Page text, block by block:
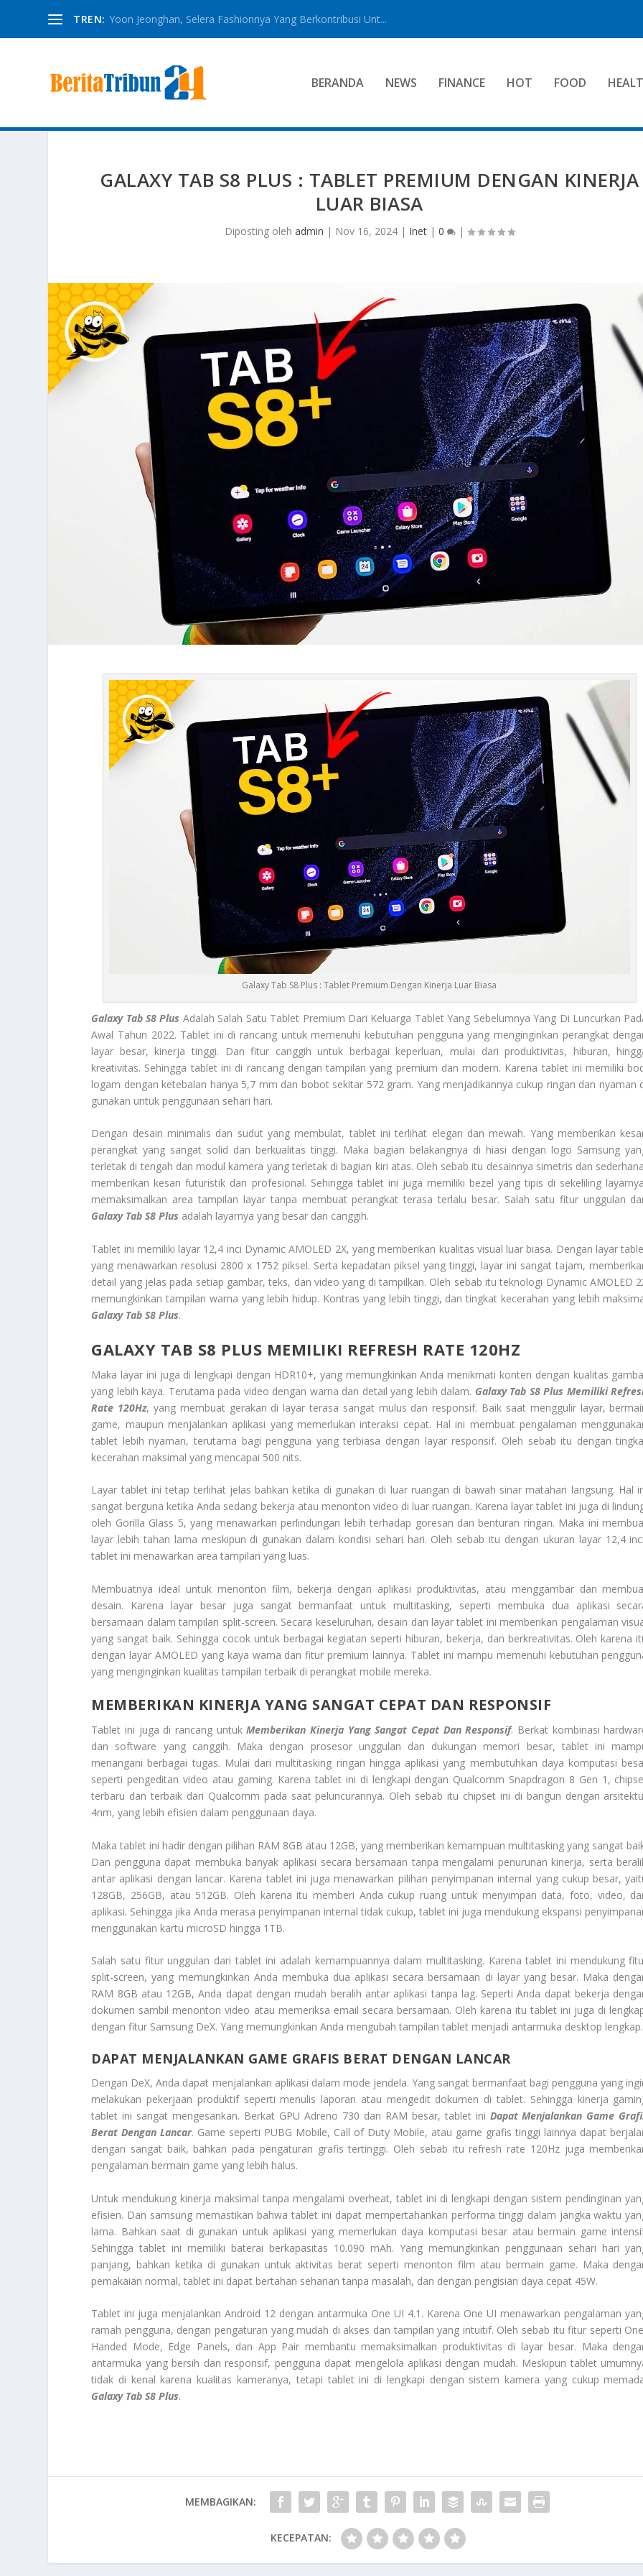
TREN: Yoon Jeonghan, Selera Fashionnya Yang Berkontribusi Unt...
BERANDA NEWS FINANCE HOT FOOD
GALAXY TAB S8 PLUS : TABLET PREMIUM DENGAN KINERJA
LUAR BIASA
Diposting oleh admin | Nov 16, 2024| Inet| 0 |
Galaxy Tab S8 Plus : Tablet Premium Dengan Kinerja Luar Biasa
Galaxy Tab S8 Plus Adalah Salah Satu Tablet Premium Dari Keluarga Tablet Yang Sebelumnya Yang Di Luncurkan
Awal Tahun 2022. Tablet ini di rancang untuk memenuhi kebutuhan pengguna yang menginginkan perangkat
layar besar, kinerja tinggi. Dan fitur canggih untuk berbagai keperluan, mulai dari produktivitas, hiburan,
kreativitas. Sehingga tablet ini di rancang dengan tampilan yang premium dan modern. Karena tablet ini memiliki
logam dengan ketebalan hanya 5,7 mm dan bobot sekitar 572 gram. Yang menjadikannya cukup ringan dan nyaman
gunakan untuk penggunaan sehari hari.
Dengan desain minimalis dan sudut yang membulat, tablet ini terlihat elegan dan mewah. Yang memberikan
perangkat yang sangat solid dan berkualitas tinggi. Maka bagian belakangnya di hiasi dengan logo Samsung
terletak di tengah dan modul kamera yang terletak di bagian kiri atas. Oleh sebab itu desainnya simetris dan
memberikan kesan futuristik dan profesional. Sehingga tablet ini juga memiliki bezel yang tipis di sekeliling
memaksimalkan area tampilan layar tanpa membuat perangkat terasa terlalu besar. Salah satu fitur unggulan
Galaxy Tab S8 Plus adalah layarnya yang besar dan canggih.
Tablet ini memiliki layar 12,4 inci Dynamic AMOLED 2X, yang memberikan kualitas visual luar biasa. Dengan layar
yang menawarkan resolusi 2800 x 1752 piksel. Serta kepadatan piksel yang tinggi, layar ini sangat tajam,
detail yang jelas pada setiap gambar, teks, dan video yang di tampilkan. Oleh sebab itu teknologi Dynamic AMOLED
memungkinkan tampilan warna yang lebih hidup. Kontras yang lebih tinggi, dan tingkat kecerahan yang lebih
Galaxy Tab S8 Plus.
GALAXY TAB S8 PLUS MEMILIKI REFRESH RATE 120HZ
Maka layar ini juga di lengkapi dengan HDR10+, yang memungkinkan Anda menikmati konten dengan kualitas
yang lebih kaya. Terutama pada video dengan warna dan detail yang lebih dalam. Galaxy Tab S8 Plus Memiliki
Rate 120Hz, yang membuat gerakan di layar terasa sangat mulus dan responsif. Baik saat menggulir layar,
game, maupun menjalankan aplikasi yang memerlukan interaksi cepat. Hal ini membuat pengalaman
tablet lebih nyaman, terutama bagi pengguna yang terbiasa dengan layar responsif. Oleh sebab itu dengan
kecerahan maksimal yang mencapai 500 nits.
Layar tablet ini tetap terlihat jelas bahkan ketika di gunakan di luar ruangan di bawah sinar matahari langsung. Hal
sangat berguna ketika Anda sedang bekerja atau menonton video di luar ruangan. Karena layar tablet ini juga di
oleh Gorilla Glass 5, yang menawarkan perlindungan lebih terhadap goresan dan benturan ringan. Maka ini
layar lebih tahan lama meskipun di gunakan dalam kondisi sehari hari. Oleh sebab itu dengan ukuran layar 12,4
tablet ini menawarkan area tampilan yang luas.
Membuatnya ideal untuk menonton film, bekerja dengan aplikasi produktivitas, atau menggambar dan
desain. Karena layar besar juga sangat bermanfaat untuk multitasking, seperti membuka dua aplikasi
bersamaan dalam tampilan split-screen. Secara keseluruhan, desain dan layar tablet ini memberikan pengalaman
yang sangat baik. Sehingga cocok untuk berbagai kegiatan seperti hiburan, bekerja, dan berkreativitas. Oleh karena
dengan layar AMOLED yang kaya warna dan fitur premium lainnya. Tablet ini mampu memenuhi kebutuhan
yang menginginkan kualitas tampilan terbaik di perangkat mobile mereka.
MEMBERIKAN KINERJA YANG SANGAT CEPAT DAN RESPONSIF
Tablet ini juga di rancang untukMemberikan Kinerja Yang Sangat Cepat Dan Responsif. Berkat kombinasi
dan software yang canggih. Maka dengan prosesor unggulan dan dukungan memori besar, tablet ini
menangani berbagai tugas. Mulai dari multitasking ringan hingga aplikasi yang membutuhkan daya komputasi
seperti pengeditan video atau gaming. Karena tablet ini di lengkapi dengan Qualcomm Snapdragon 8 Gen 1,
terbaru dan terbaik dari Qualcomm pada saat peluncurannya. Oleh sebab itu chipset ini di bangun dengan
4nm, yang lebih efisien dalam penggunaan daya.
Maka tablet ini hadir dengan pilihan RAM 8GB atau 12GB, yang memberikan kemampuan multitasking yang sangat
Dan pengguna dapat membuka banyak aplikasi secara bersamaan tanpa mengalami penurunan kinerja, serta
antar aplikasi dengan lancar. Karena tablet ini juga menawarkan pilihan penyimpanan internal yang cukup besar,
128GB, 256GB, atau 512GB. Oleh karena itu memberi Anda cukup ruang untuk menyimpan data, foto, video,
aplikasi. Sehingga jika Anda merasa penyimpanan internal tidak cukup, tablet ini juga mendukung ekspansi
menggunakan kartu microSD hingga 1TB.
Salah satu fitur unggulan dari tablet ini adalah kemampuannya dalam multitasking. Karena tablet ini mendukung
split-screen, yang memungkinkan Anda membuka dua aplikasi secara bersamaan di layar yang besar. Maka
RAM 8GB atau 12GB, Anda dapat dengan mudah beralih antar aplikasi tanpa lag. Seperti Anda dapat bekerja
dokumen sambil menonton video atau memeriksa email secara bersamaan. Oleh karena itu tablet ini juga di
dengan fitur Samsung DeX. Yang memungkinkan Anda mengubah tampilan tablet menjadi antarmuka desktop lengkap.
DAPAT MENJALANKAN GAME GRAFIS BERAT DENGAN LANCAR
Dengan DeX, Anda dapat menjalankan aplikasi dalam mode jendela. Yang sangat bermanfaat bagi pengguna yang
melakukan pekerjaan produktif seperti menulis laporan atau mengedit dokumen di tablet. Sehingga kinerja
tablet ini sangat mengesankan. Berkat GPU Adreno 730 dan RAM besar, tablet ini Dapat Menjalankan Game
Berat Dengan Lancar. Game seperti PUBG Mobile, Call of Duty Mobile, atau game grafis tinggi lainnya dapat
dengan sangat baik, bahkan pada pengaturan grafis tertinggi. Oleh sebab itu refresh rate 120Hz juga
pengalaman bermain game yang lebih halus.
Untuk mendukung kinerja maksimal tanpa mengalami overheat, tablet ini di lengkapi dengan sistem pendinginan
efisien. Dan samsung memastikan bahwa tablet ini dapat mempertahankan performa tinggi dalam jangka waktu
lama. Bahkan saat di gunakan untuk aplikasi yang memerlukan daya komputasi besar atau bermain game
Sehingga tablet ini memiliki baterai berkapasitas 10.090 mAh. Yang memungkinkan penggunaan sehari hari
panjang, bahkan ketika di gunakan untuk aktivitas berat seperti menonton film atau bermain game. Maka
pemakaian normal, tablet ini dapat bertahan seharian tanpa masalah, dan dengan pengisian daya cepat 45W.
Tablet ini juga menjalankan Android 12 dengan antarmuka One UI 4.1. Karena One UI menawarkan pengalaman
ramah pengguna, dengan pengaturan yang mudah di akses dan tampilan yang intuitif. Oleh sebab itu fitur seperti
Handed Mode, Edge Panels, dan App Pair membantu memaksimalkan produktivitas di layar besar. Maka
antarmuka yang bersih dan responsif, pengguna dapat mengelola aplikasi dengan mudah. Meskipun tablet
tidak di kenal karena kualitas kameranya, tetapi tablet ini di lengkapi dengan sistem kamera yang cukup
Galaxy Tab S8 Plus.
MEMBAGIKAN:
KECEPATAN: